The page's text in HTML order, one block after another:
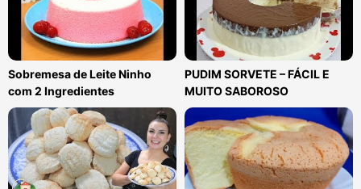
Sobremesa de Leite Ninho
com 2 Ingredientes
PUDIM SORVETE – FÁCIL E
MUITO SABOROSO